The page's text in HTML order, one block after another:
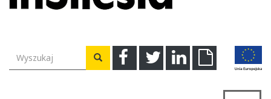
FacebookTwitterLinkedinDownload
Wyszukiwarka Wyszukaj